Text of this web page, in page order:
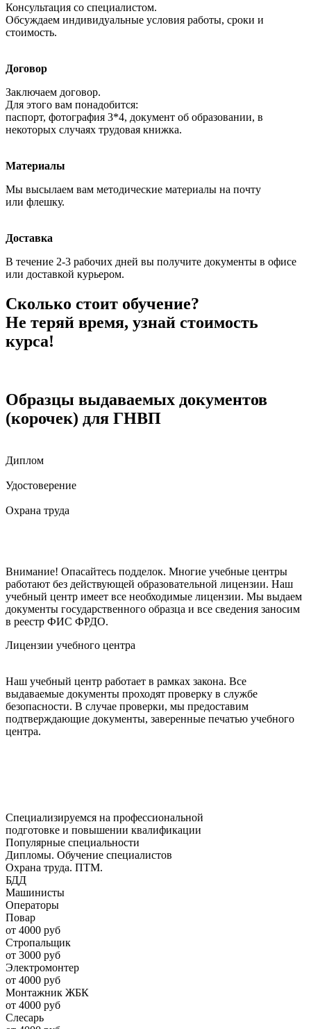
Консультация со специалистом.
Обсуждаем индивидуальные условия работы, сроки и
стоимость.
Договор
Заключаем договор.
Для этого вам понадобится:
паспорт, фотография 3*4, документ об образовании, в
некоторых случаях трудовая книжка.
Материалы
Мы высылаем вам методические материалы на почту
или флешку.
Доставка
В течение 2-3 рабочих дней вы получите документы в офисе
или доставкой курьером.
Сколько стоит обучение?
Не теряй время, узнай стоимость
курса!
Образцы выдаваемых документов
(корочек) для ГНВП
Диплом
Удостоверение
Охрана труда
Внимание! Опасайтесь подделок. Многие учебные центры
работают без действующей образовательной лицензии. Наш
учебный центр имеет все необходимые лицензии. Мы выдаем
документы государственного образца и все сведения заносим
в реестр ФИС ФРДО.
Лицензии учебного центра
Наш учебный центр работает в рамках закона. Все
выдаваемые документы проходят проверку в службе
безопасности. В случае проверки, мы предоставим
подтверждающие документы, заверенные печатью учебного
центра.
Специализируемся на профессиональной
подготовке и повышении квалификации
Популярные специальности
Дипломы. Обучение специалистов
Охрана труда. ПТМ.
БДД
Машинисты
Операторы
Повар
от 4000 руб
Стропальщик
от 3000 руб
Электромонтер
от 4000 руб
Монтажник ЖБК
от 4000 руб
Слесарь